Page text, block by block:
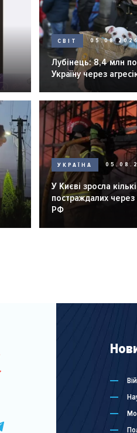
СВІТ
Лубінець: 8,4 млн
Україну через
УКРАЇНА
У Києві зросла
постраждалих через
РФ